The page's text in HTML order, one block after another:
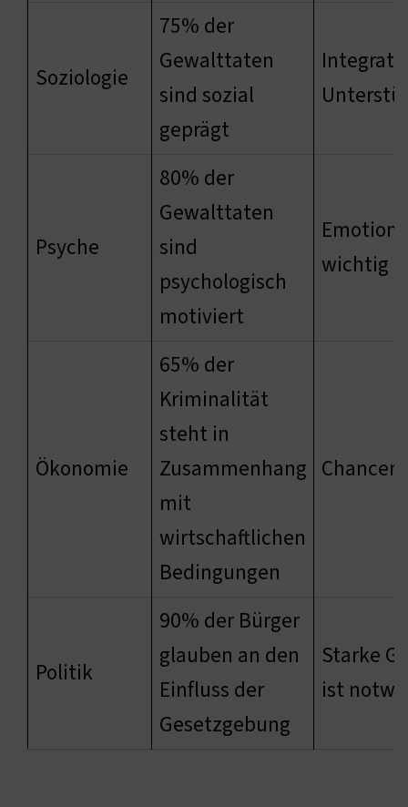
Soziologie
75% der
Gewalttaten
sind sozial
geprägt
Psyche
80% der
Gewalttaten
sind
psychologisch
motiviert
wichtig
Ökonomie
65% der
Kriminalität
steht in
Zusammenhang
mit
wirtschaftlichen
Bedingungen
Politik
90% der Bürger
glauben an den
Einfluss der
Gesetzgebung
Starke
ist